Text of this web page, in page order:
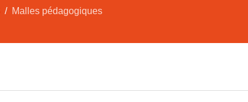
Malles pédagogiques